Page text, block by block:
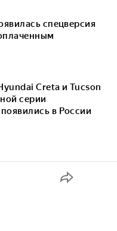
спецверсия
Creta и Tucson
серии
в России